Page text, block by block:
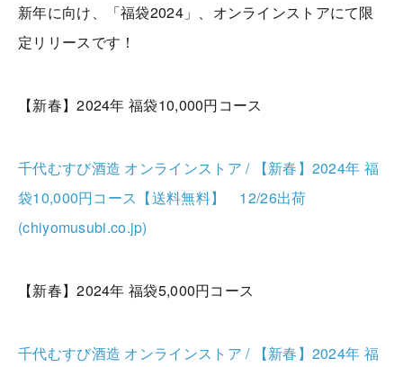
新年に向け、「福袋2024」、オンラインストアにて限
定リリースです！
【新春】2024年 福袋10,000円コース
千代むすび酒造 オンラインストア / 【新春】2024年 福
袋10,000円コース【送料無料】 12/26出荷
(chiyomusubi.co.jp)
【新春】2024年 福袋5,000円コース
千代むすび酒造 オンラインストア / 【新春】2024年 福